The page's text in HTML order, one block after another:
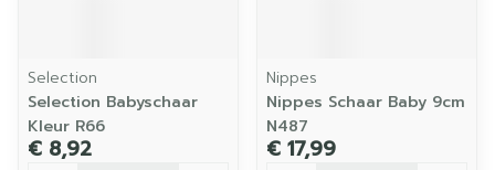
Selection
Selection Babyschaar
Kleur R66
€ 8,92
Nippes
Nippes Schaar Baby 9cm
N487
€ 17,99